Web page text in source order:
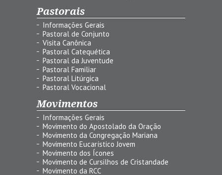
Pastorais
Informações Gerais
Pastoral de Conjunto
Visita Canônica
Pastoral Catequética
Pastoral da Juventude
Pastoral Familiar
Pastoral Litúrgica
Pastoral Vocacional
Movimentos
Informações Gerais
Movimento do Apostolado da Oração
Movimento da Congregação Mariana
Movimento Eucarístico Jovem
Movimento dos Ícones
Movimento de Cursilhos de Cristandade
Movimento da RCC